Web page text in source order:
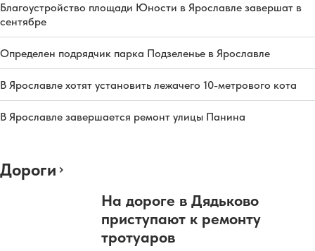
Благоустройство площади Юности в Ярославле завершат в
сентябре
Определен подрядчик парка Подзеленье в Ярославле
В Ярославле хотят установить лежачего 10-метрового кота
В Ярославле завершается ремонт улицы Панина
Дороги
На дороге в Дядьково
приступают к ремонту
тротуаров